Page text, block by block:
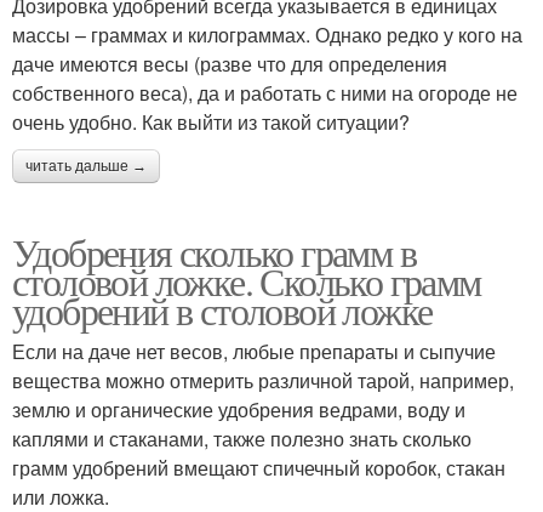
массы – граммах и килограммах. Однако редко у кого на
даче имеются весы (разве что для определения
собственного веса), да и работать с ними на огороде не
очень удобно. Как выйти из такой ситуации?
читать дальше →
Удобрения сколько грамм в
столовой ложке. Сколько грамм
удобрений в столовой ложке
Если на даче нет весов, любые препараты и сыпучие
вещества можно отмерить различной тарой, например,
землю и органические удобрения ведрами, воду и
каплями и стаканами, также полезно знать сколько
грамм удобрений вмещают спичечный коробок, стакан
или ложка.